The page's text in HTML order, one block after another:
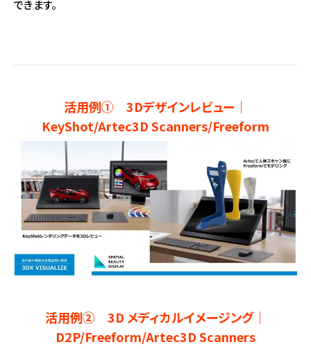
できます。
活用例① 3Dデザインレビュー｜
KeyShot/Artec3D Scanners/Freeform
活用例② 3D メディカルイメージング｜
D2P/Freeform/Artec3D Scanners